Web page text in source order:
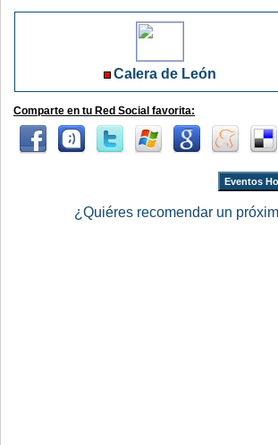
Calera de León
Comparte en tu Red Social favorita:
Eventos
¿Quiéres recomendar un